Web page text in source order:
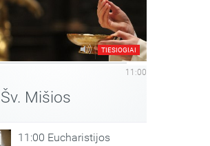
TIESIOGIAI
11:00
Šv. Mišios
11:00 Eucharistijos